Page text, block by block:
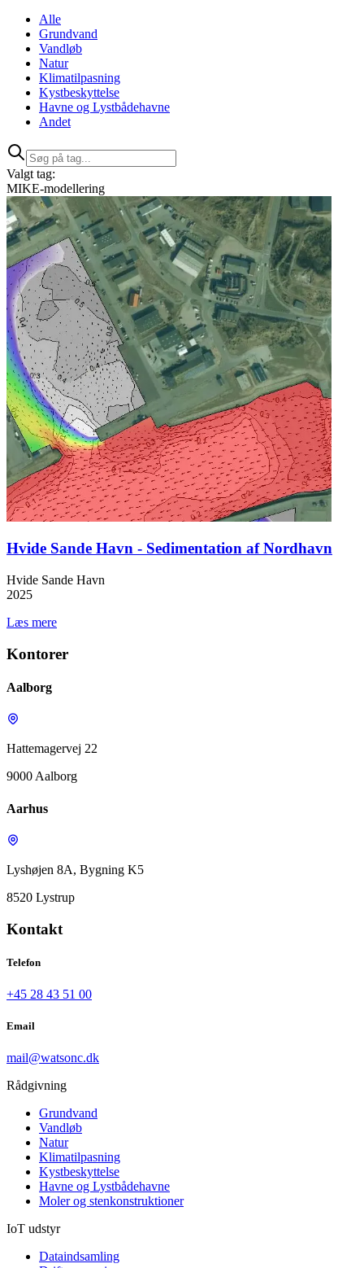
Alle
Grundvand
Vandløb
Natur
Klimatilpasning
Kystbeskyttelse
Havne og Lystbådehavne
Andet
Valgt tag:
MIKE-modellering
Hvide Sande Havn - Sedimentation af Nordhavn
Hvide Sande Havn
2025
Læs mere
Kontorer
Aalborg
Hattemagervej 22
9000 Aalborg
Aarhus
Lyshøjen 8A, Bygning K5
8520 Lystrup
Kontakt
Telefon
+45 28 43 51 00
Email
mail@watsonc.dk
Rådgivning
Grundvand
Vandløb
Natur
Klimatilpasning
Kystbeskyttelse
Havne og Lystbådehavne
Moler og stenkonstruktioner
IoT udstyr
Dataindsamling